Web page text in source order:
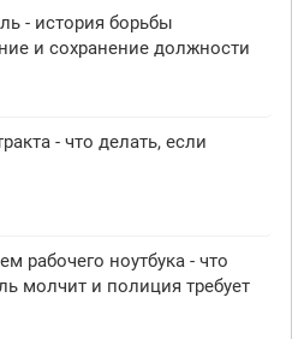
- история борьбы
и сохранение должности
- что делать, если
рабочего ноутбука - что
молчит и полиция требует